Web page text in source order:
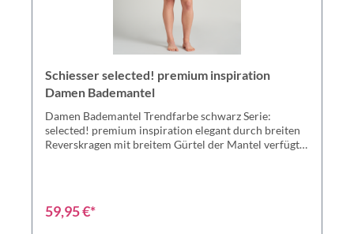
Schiesser selected! premium inspiration
Damen Bademantel
Damen Bademantel Trendfarbe schwarz Serie:
selected! premium inspiration elegant durch breiten
Reverskragen mit breitem Gürtel der Mantel verfügt
Modal, 5% Elastan
59,95 €*